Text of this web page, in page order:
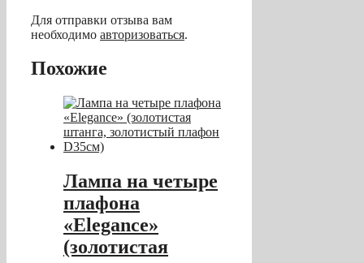
Для отправки отзыва вам
необходимо авторизоваться.
Похожие
Лампа на четыре
плафона
«Elegance»
(золотистая